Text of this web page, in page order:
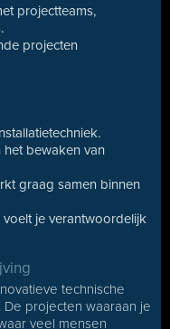
projectteams,
projecten
bewaken van
graag samen binnen
je verantwoordelijk
technische
De projecten waaraan je
veel mensen